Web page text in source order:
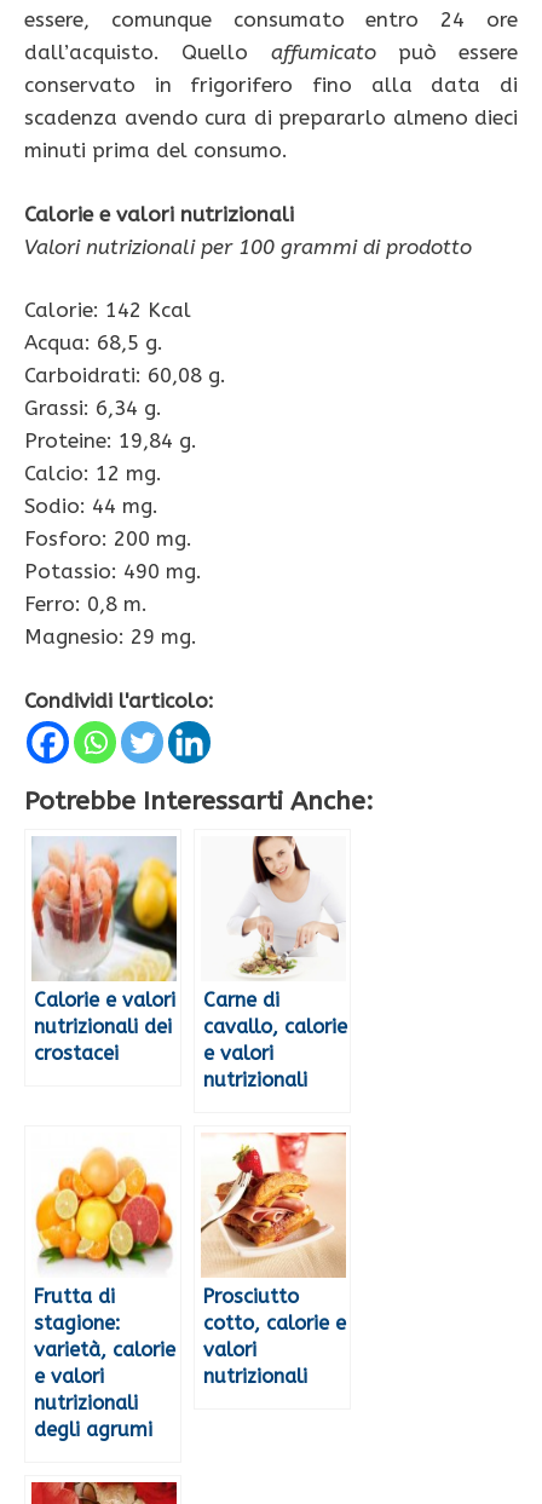
essere, comunque consumato entro 24 ore
dall’acquisto. Quello affumicatopuò essere
conservato in frigorifero fino alla data di
scadenza avendo cura di prepararlo almeno dieci
minuti prima del consumo.
Calorie e valori nutrizionali
Valori nutrizionali per 100 grammi di prodotto
Calorie: 142 Kcal
Acqua: 68,5 g.
Carboidrati: 60,08 g.
Grassi: 6,34 g.
Proteine: 19,84 g.
Calcio: 12 mg.
Sodio: 44 mg.
Fosforo: 200 mg.
Potassio: 490 mg.
Ferro: 0,8 m.
Magnesio: 29 mg.
Condividi l'articolo:
Potrebbe Interessarti Anche:
Calorie e valori
nutrizionali dei
crostacei
Carne di
cavallo, calorie
e valori
nutrizionali
Frutta di
stagione:
varietà, calorie
e valori
nutrizionali
degli agrumi
Prosciutto
cotto, calorie e
valori
nutrizionali